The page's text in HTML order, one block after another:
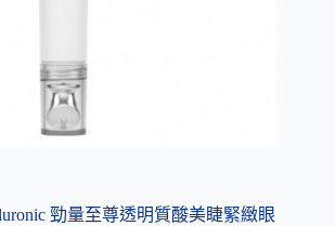
勁量至尊透明質酸美睫緊緻眼